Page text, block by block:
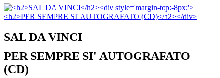
SAL DA VINCI
PER SEMPRE SI' AUTOGRAFATO
(CD)